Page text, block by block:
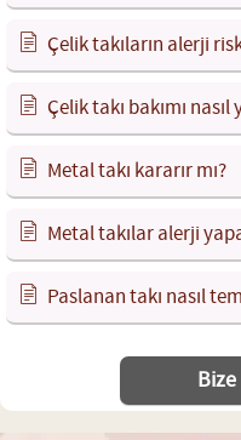
Çelik takıların alerji
Çelik takı bakımı nasıl
Metal takı kararır mı?
Metal takılar alerji
Paslanan takı nasıl